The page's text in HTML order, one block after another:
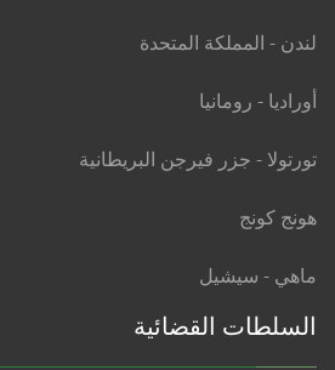
لندن - المملكة المتحدة
أوراديا - رومانيا
تورتولا - جزر فيرجن البريطانية
هونج كونج
ماهي - سيشيل
السلطات القضائية